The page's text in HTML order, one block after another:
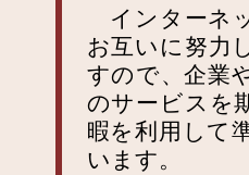
インターネ
お互いに努力
すので、企業
のサービスを
暇を利用して
います。